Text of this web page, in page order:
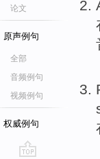
论文
原声例句
全部
音频例句
视频例句
权威例句